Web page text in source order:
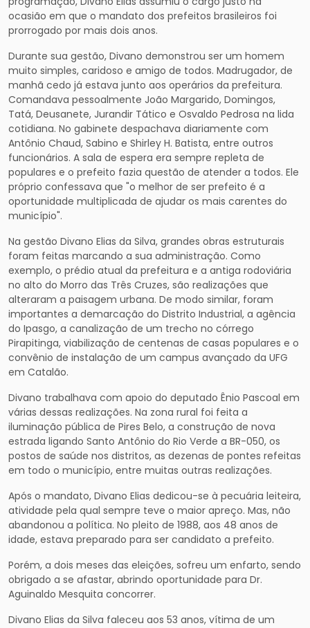
ocasião em que o mandato dos prefeitos brasileiros foi
prorrogado por mais dois anos.
Durante sua gestão, Divano demonstrou ser um homem
muito simples, caridoso e amigo de todos. Madrugador, de
manhã cedo já estava junto aos operários da prefeitura.
Comandava pessoalmente João Margarido, Domingos,
Tatá, Deusanete, Jurandir Tático e Osvaldo Pedrosa na lida
cotidiana. No gabinete despachava diariamente com
Antônio Chaud, Sabino e Shirley H. Batista, entre outros
funcionários. A sala de espera era sempre repleta de
populares e o prefeito fazia questão de atender a todos. Ele
próprio confessava que "o melhor de ser prefeito é a
oportunidade multiplicada de ajudar os mais carentes do
município".
Na gestão Divano Elias da Silva, grandes obras estruturais
foram feitas marcando a sua administração. Como
exemplo, o prédio atual da prefeitura e a antiga rodoviária
no alto do Morro das Três Cruzes, são realizações que
alteraram a paisagem urbana. De modo similar, foram
importantes a demarcação do Distrito Industrial, a agência
do Ipasgo, a canalização de um trecho no córrego
Pirapitinga, viabilização de centenas de casas populares e o
convênio de instalação de um campus avançado da UFG
em Catalão.
Divano trabalhava com apoio do deputado Ênio Pascoal em
várias dessas realizações. Na zona rural foi feita a
iluminação pública de Pires Belo, a construção de nova
estrada ligando Santo Antônio do Rio Verde a BR-050, os
postos de saúde nos distritos, as dezenas de pontes refeitas
em todo o município, entre muitas outras realizações.
Após o mandato, Divano Elias dedicou-se à pecuária leiteira,
atividade pela qual sempre teve o maior apreço. Mas, não
abandonou a política. No pleito de 1988, aos 48 anos de
idade, estava preparado para ser candidato a prefeito.
Porém, a dois meses das eleições, sofreu um enfarto, sendo
obrigado a se afastar, abrindo oportunidade para Dr.
Aguinaldo Mesquita concorrer.
Divano Elias da Silva faleceu aos 53 anos, vítima de um